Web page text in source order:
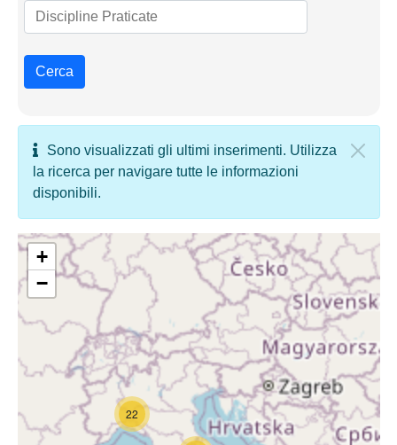
Cerca
Sono visualizzati gli ultimi inserimenti. Utilizza
la ricerca per navigare tutte le informazioni
disponibili.
22
+
−